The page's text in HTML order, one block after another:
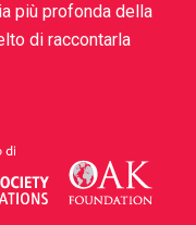
più profonda della
di raccontarla